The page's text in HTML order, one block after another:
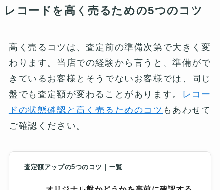
レコードを高く売るための5つのコツ
高く売るコツは、査定前の準備次第で大きく変
わります。当店での経験から言うと、準備がで
きているお客様とそうでないお客様では、同じ
盤でも査定額が変わることがあります。
レコー
ドの状態確認と高く売るためのコツ もあわせて
ご確認ください。
査定額アップの5つのコツ｜一覧